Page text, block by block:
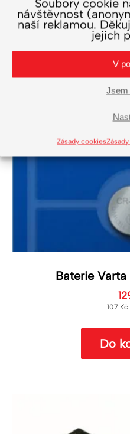
Soubory cookie
návštěvnost
naší reklamou.
jejich
V
Jsem
Zásady cookies
Baterie Varta
107 Kč
Do